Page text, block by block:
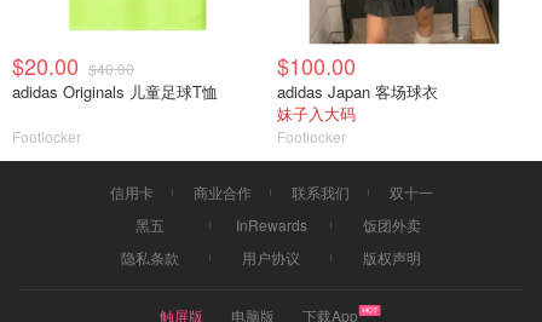
$20.00 $40.00
adidas Originals 儿童足球T恤
Footlocker
$100.00
adidas Japan 客场球衣
妹子入大码
Footlocker
信用卡 商业合作 联系我们
双十一
黑五
InRewards
饭团外卖
隐私条款
用户协议 版权声明
触屏版 电脑版 下载App